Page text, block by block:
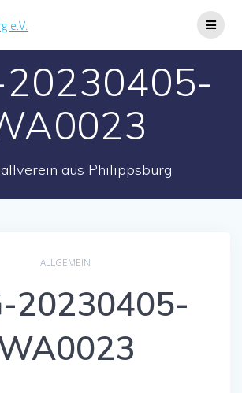
20230405-
aus Philippsburg
ALLGEMEIN
20230405-